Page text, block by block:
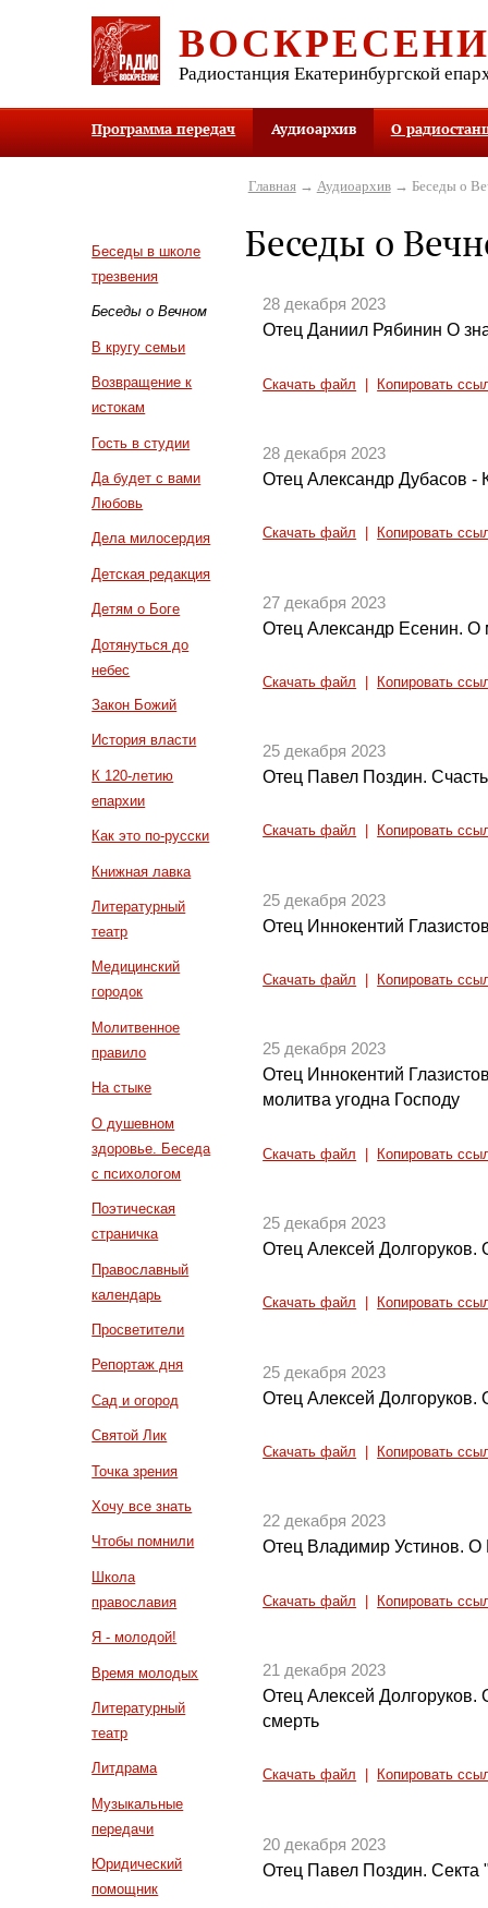
Радиостанция Екатеринбургской
Программа передач Аудиоархив О
Беседы в школе
трезвения
Беседы о Вечном
В кругу семьи
Возвращение к
истокам
Гость в студии
Да будет с вами
Любовь
Дела милосердия
Детская редакция
Детям о Боге
Дотянуться до
небес
Закон Божий
История власти
К 120-летию
епархии
Как это по-русски
Книжная лавка
Литературный
театр
Медицинский
городок
Молитвенное
правило
На стыке
О душевном
здоровье. Беседа
с психологом
Поэтическая
страничка
Православный
календарь
Просветители
Репортаж дня
Сад и огород
Святой Лик
Точка зрения
Хочу все знать
Чтобы помнили
Школа
православия
Я - молодой!
Время молодых
Литературный
театр
Литдрама
Музыкальные
передачи
Юридический
помощник
Главная→ Аудиоархив→ Беседы о
Беседы о
28 декабря 2023
Отец Даниил Рябинин О
Скачать файл Копировать
28 декабря 2023
Отец Александр Дубасов -
Скачать файл Копировать
27 декабря 2023
Отец Александр Есенин. О
Скачать файл Копировать
25 декабря 2023
Отец Павел Поздин.
Скачать файл Копировать
25 декабря 2023
Отец Иннокентий
Скачать файл Копировать
25 декабря 2023
Отец Иннокентий
молитва угодна Господу
Скачать файл Копировать
25 декабря 2023
Отец Алексей Долгоруков.
Скачать файл Копировать
25 декабря 2023
Отец Алексей Долгоруков.
Скачать файл Копировать
22 декабря 2023
Отец Владимир Устинов. О
Скачать файл Копировать
21 декабря 2023
Отец Алексей Долгоруков.
смерть
Скачать файл Копировать
20 декабря 2023
Отец Павел Поздин.